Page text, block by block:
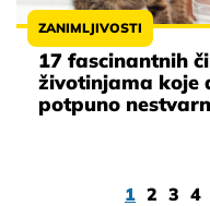
ZANIMLJIVOSTI
17 fascinantnih
životinjama koje
potpuno
1 2 3 4